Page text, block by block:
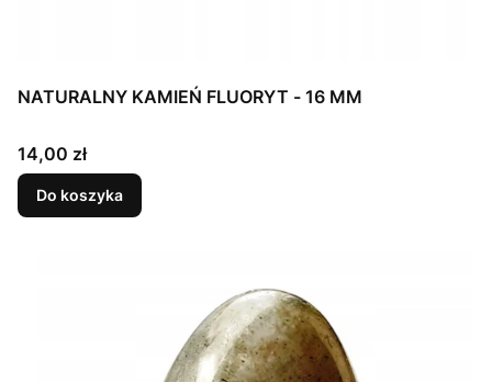
NATURALNY KAMIEŃ FLUORYT - 16 MM
Cena
14,00 zł
Do koszyka